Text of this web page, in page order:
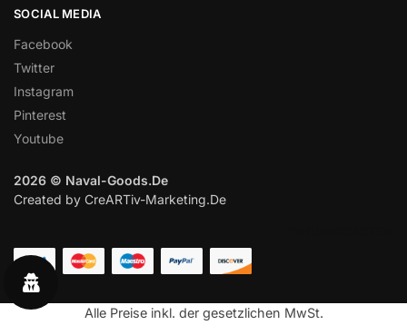
SOCIAL MEDIA
Facebook
Twitter
Instagram
Pinterest
Youtube
2026 © Naval-Goods.De
Created by CreARTiv-Marketing.De
Alle Preise inkl. der gesetzlichen MwSt.